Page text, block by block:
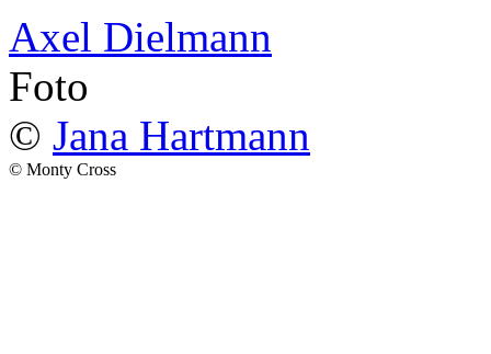
Axel Dielmann
Foto
© Jana Hartmann
© Monty Cross